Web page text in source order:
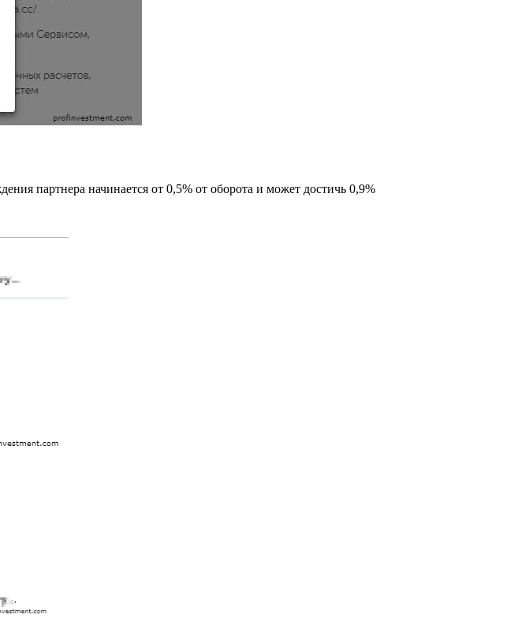
партнера начинается от 0,5% от оборота и может достичь 0,9%